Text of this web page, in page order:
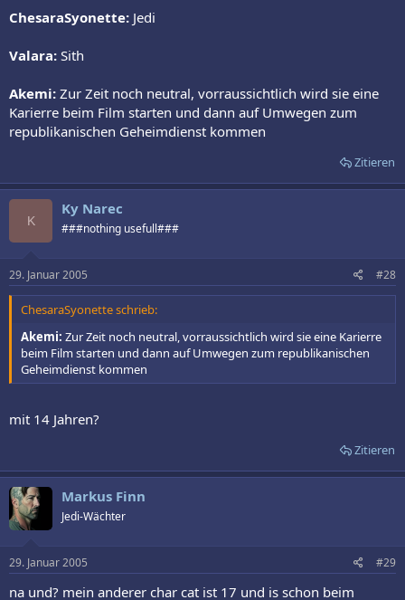
ChesaraSyonette: Jedi
Valara: Sith
Akemi: Zur Zeit noch neutral, vorraussichtlich wird sie eine
Karierre beim Film starten und dann auf Umwegen zum
republikanischen Geheimdienst kommen
Zitieren
K
Ky Narec
###nothing usefull###
29. Januar 2005 #28
ChesaraSyonette schrieb:
Akemi: Zur Zeit noch neutral, vorraussichtlich wird sie eine Karierre
beim Film starten und dann auf Umwegen zum republikanischen
Geheimdienst kommen
mit 14 Jahren?
Zitieren
Markus Finn
Jedi-Wächter
29. Januar 2005 #29
na und? mein anderer char cat ist 17 und is schon beim